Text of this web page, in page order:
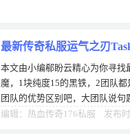
最新传奇私服运气之刃
本文由小编郗盼云精心为你寻找
魔，1块纯度15的黑铁，2团队
团队的优势区别吧，大团队说
师很阴险，很卑鄙。一般都是上
编辑：热血传奇176私服 发布